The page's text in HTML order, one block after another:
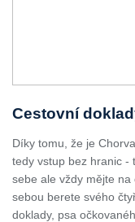
Cestovní
Díky tomu, že je
tedy vstup bez hranic -
sebe ale vždy mějte
sebou berete svého
doklady, psa